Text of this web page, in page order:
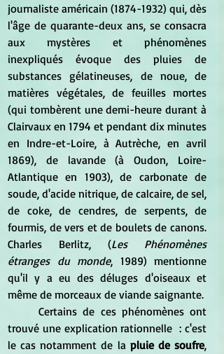
journaliste américain (1874-1932) qui, dès
l'âge de quarante-deux ans, se consacra
aux mystères et phénomènes
inexpliqués évoque des pluies de
substances gélatineuses, de noue, de
matières végétales, de feuilles mortes
(qui tombèrent une demi-heure durant à
Clairvaux en 1794 et pendant dix minutes
en Indre-et-Loire, à Autrèche, en avril
1869), de lavande (à Oudon, Loire-
Atlantique en 1903), de carbonate de
soude, d'acide nitrique, de calcaire, de sel,
de coke, de cendres, de serpents, de
fourmis, de vers et de boulets de canons.
Charles Berlitz, (Les Phénomènes
étranges du monde, 1989) mentionne
qu'il y a eu des déluges d'oiseaux et
même de morceaux de viande saignante.
	Certains de ces phénomènes ont
trouvé une explication rationnelle  : c'est
le cas notamment de la pluie de soufre,